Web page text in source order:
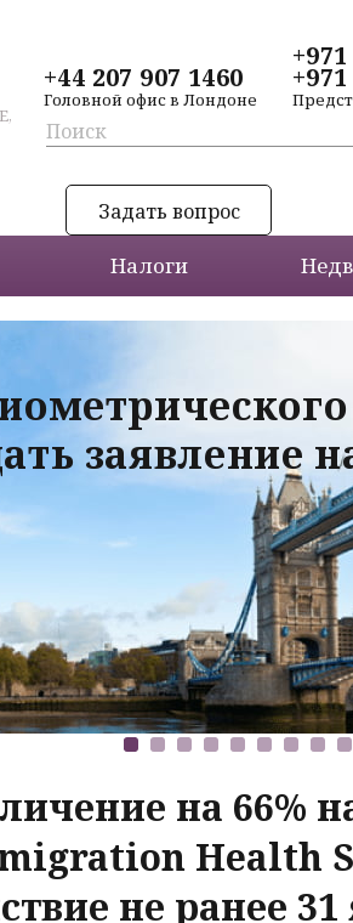
+44 207 907 1460
Головной офис в Лондоне
Задать вопрос
Налоги
заявление
на 66%
Health
не ранее